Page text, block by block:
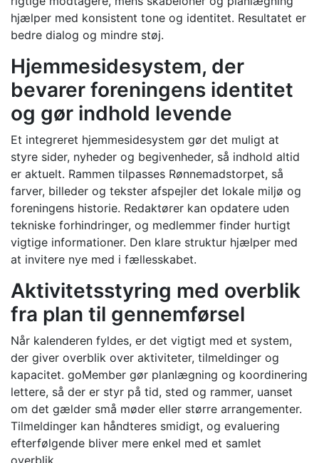
hjælper med konsistent tone og identitet. Resultatet er
bedre dialog og mindre støj.
Hjemmesidesystem, der
bevarer foreningens identitet
og gør indhold levende
Et integreret hjemmesidesystem gør det muligt at
styre sider, nyheder og begivenheder, så indhold altid
er aktuelt. Rammen tilpasses Rønnemadstorpet, så
farver, billeder og tekster afspejler det lokale miljø og
foreningens historie. Redaktører kan opdatere uden
tekniske forhindringer, og medlemmer finder hurtigt
vigtige informationer. Den klare struktur hjælper med
at invitere nye med i fællesskabet.
Aktivitetsstyring med overblik
fra plan til gennemførsel
Når kalenderen fyldes, er det vigtigt med et system,
der giver overblik over aktiviteter, tilmeldinger og
kapacitet. goMember gør planlægning og koordinering
lettere, så der er styr på tid, sted og rammer, uanset
om det gælder små møder eller større arrangementer.
Tilmeldinger kan håndteres smidigt, og evaluering
efterfølgende bliver mere enkel med et samlet
overblik.